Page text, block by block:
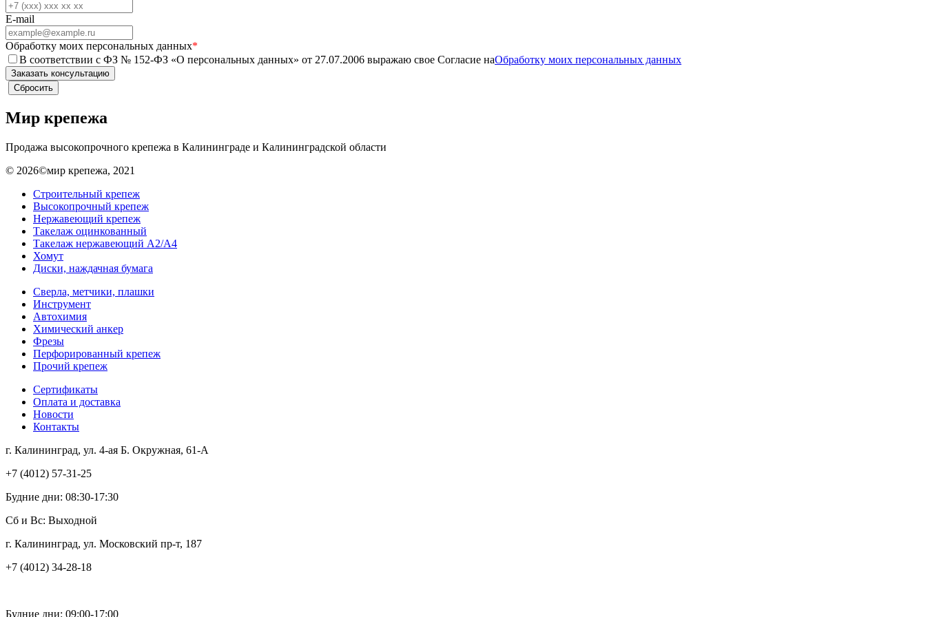
E-mail
Обработку моих персональных данных*
В соответствии с ФЗ № 152-ФЗ «О персональных данных» от 27.07.2006 выражаю свое Согласие наОбработку моих персональных данных
Мир крепежа
Продажа высокопрочного крепежа в Калининграде и Калининградской области
© 2026©мир крепежа, 2021
Строительный крепеж
Высокопрочный крепеж
Нержавеющий крепеж
Такелаж оцинкованный
Такелаж нержавеющий А2/А4
Хомут
Диски, наждачная бумага
Сверла, метчики, плашки
Инструмент
Автохимия
Химический анкер
Фрезы
Перфорированный крепеж
Прочий крепеж
Сертификаты
Оплата и доставка
Новости
Контакты
г. Калининград, ул. 4-ая Б. Окружная, 61-А
+7 (4012) 57-31-25
Будние дни: 08:30-17:30
Сб и Вс: Выходной
г. Калининград, ул. Московский пр-т, 187
+7 (4012) 34-28-18
Будние дни: 09:00-17:00